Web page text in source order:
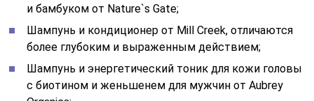
Витамины для волос Биотин:
особые указания в период лечения,
отзывы, стоимость
Особых указаний и медицинского контроля прием
препарата с витамином В7 не требует. Однако его